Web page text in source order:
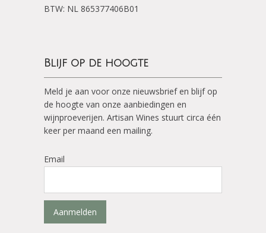
BTW: NL 865377406B01
Blijf op de hoogte
Meld je aan voor onze nieuwsbrief en blijf op
de hoogte van onze aanbiedingen en
wijnproeverijen. Artisan Wines stuurt circa één
keer per maand een mailing.
Email
Aanmelden